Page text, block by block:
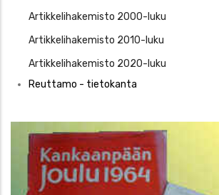
Artikkelihakemisto 2000-luku
Artikkelihakemisto 2010-luku
Artikkelihakemisto 2020-luku
Reuttamo - tietokanta